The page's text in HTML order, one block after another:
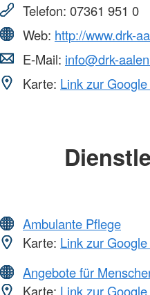
Telefon: 07361 951 0
Web: http://www.drk-
E-Mail: info@drk-
Karte: Link zur
Ambulante Pflege
Karte: Link zur
Angebote für
Karte: Link zur